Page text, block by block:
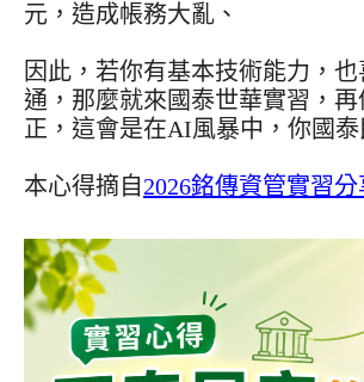
元，造成帳務大亂、
因此，若你有基本技術能力，
通，那麼就來國泰世華實習，
正，這會是在AI風暴中，你國泰
本心得摘自 2026銘傳資管實習